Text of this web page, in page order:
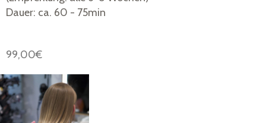
Dauer: ca. 60 - 75min
99,00€